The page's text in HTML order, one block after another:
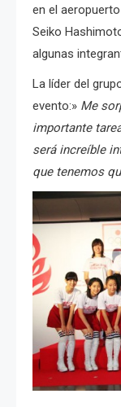
en el
Seiko
algunas
La líder del
evento:» Me
importante
será increíble
que tenemos